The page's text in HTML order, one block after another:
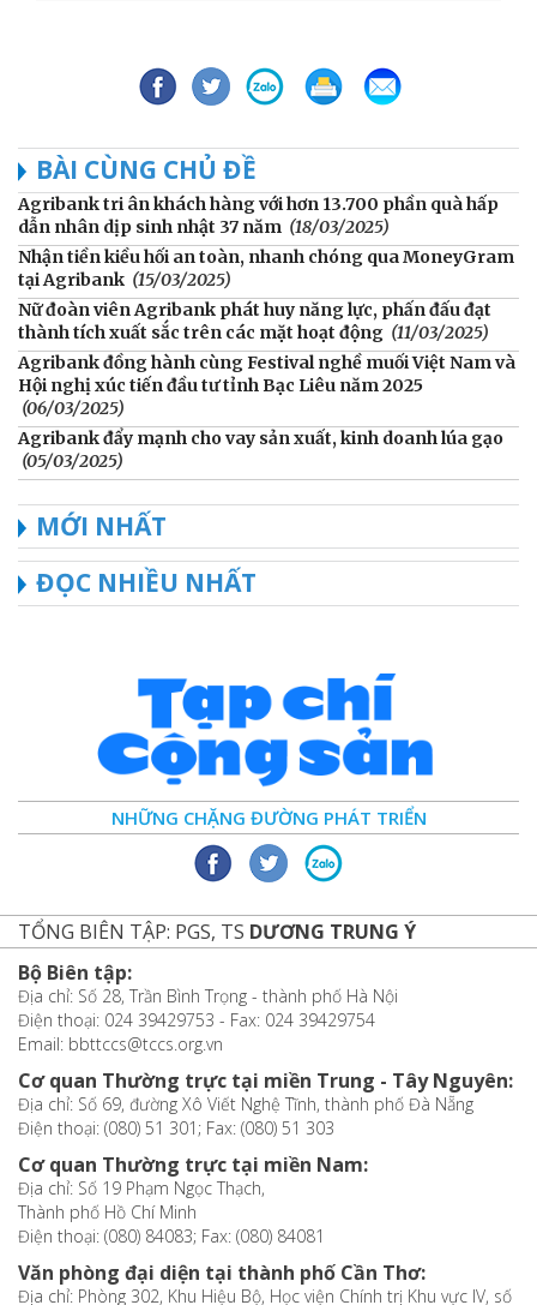
BÀI CÙNG CHỦ ĐỀ
Agribank tri ân khách hàng với hơn 13.700 phần quà hấp
dẫn nhân dịp sinh nhật 37 năm (18/03/2025)
Nhận tiền kiều hối an toàn, nhanh chóng qua MoneyGram
tại Agribank (15/03/2025)
Nữ đoàn viên Agribank phát huy năng lực, phấn đấu đạt
thành tích xuất sắc trên các mặt hoạt động (11/03/2025)
Agribank đồng hành cùng Festival nghề muối Việt Nam và
Hội nghị xúc tiến đầu tư tỉnh Bạc Liêu năm 2025
(06/03/2025)
Agribank đẩy mạnh cho vay sản xuất, kinh doanh lúa gạo
(05/03/2025)
MỚI NHẤT
ĐỌC NHIỀU NHẤT
NHỮNG CHẶNG ĐƯỜNG PHÁT TRIỂN
TỔNG BIÊN TẬP: PGS, TS DƯƠNG TRUNG Ý
Bộ Biên tập:
Địa chỉ: Số 28, Trần Bình Trọng - thành phố Hà Nội
Điện thoại: 024 39429753 - Fax: 024 39429754
Email: bbttccs@tccs.org.vn
Cơ quan Thường trực tại miền Trung - Tây Nguyên:
Địa chỉ: Số 69, đường Xô Viết Nghệ Tĩnh, thành phố Đà Nẵng
Điện thoại: (080) 51 301; Fax: (080) 51 303
Cơ quan Thường trực tại miền Nam:
Địa chỉ: Số 19 Phạm Ngọc Thạch,
Thành phố Hồ Chí Minh
Điện thoại: (080) 84083; Fax: (080) 84081
Văn phòng đại diện tại thành phố Cần Thơ:
Địa chỉ: Phòng 302, Khu Hiệu Bộ, Học viện Chính trị Khu vực IV, số